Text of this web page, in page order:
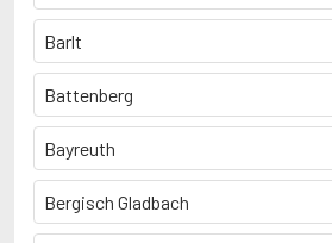
Barlt
Battenberg
Bayreuth
Bergisch Gladbach